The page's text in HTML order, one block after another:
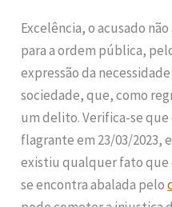
Excelência, o acusado
para a ordem pública,
expressão da
sociedade, que, como
um delito. Verifica-se
flagrante em 23/03/2023,
existiu qualquer fato que
se encontra abalada pelo